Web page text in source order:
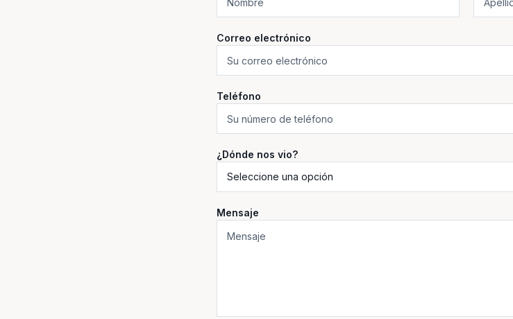
Correo electrónico
Teléfono
¿Dónde nos vio?
Mensaje